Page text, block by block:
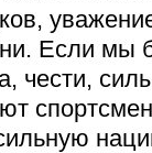
Если мы
чести,